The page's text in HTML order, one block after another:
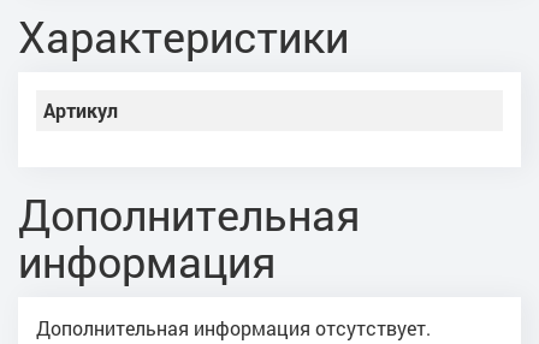
Характеристики
Артикул
Дополнительная
информация
Дополнительная информация отсутствует.